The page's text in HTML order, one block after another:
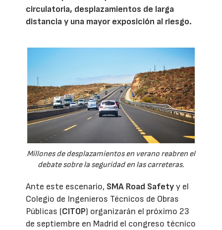
circulatoria, desplazamientos de larga
distancia y una mayor exposición al riesgo.
Millones de desplazamientos en verano reabren el
debate sobre la seguridad en las carreteras.
Ante este escenario, SMA Road Safetyy el
Colegio de Ingenieros Técnicos de Obras
Públicas (CITOP) organizarán el próximo 23
de septiembre en Madrid el congreso técnico